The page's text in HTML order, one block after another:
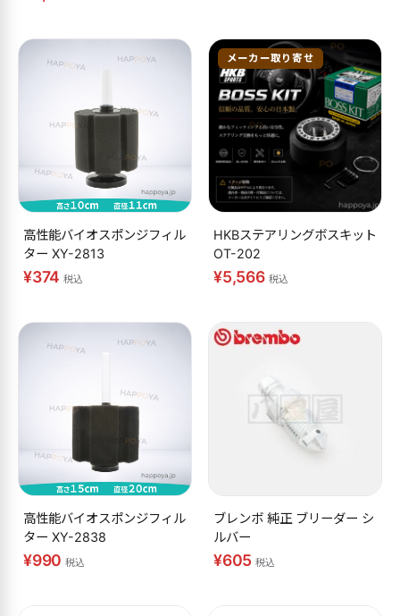
高性能バイオスポンジフィル
ター XY-2813
¥374税込
メーカー取り寄せ
HKBステアリングボスキット
OT-202
¥5,566 税込
高性能バイオスポンジフィル
ター XY-2838
¥990税込
ブレンボ 純正 ブリーダー シ
ルバー
¥605税込